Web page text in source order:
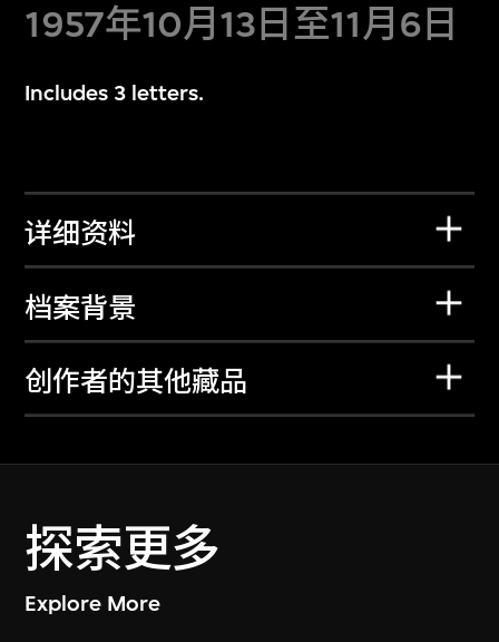
1957年10月13日至11月6日
Includes 3 letters.
详细资料
档案背景
创作者的其他藏品
探索更多
Explore More